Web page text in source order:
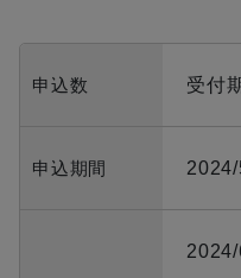
申込数 受付
申込期間